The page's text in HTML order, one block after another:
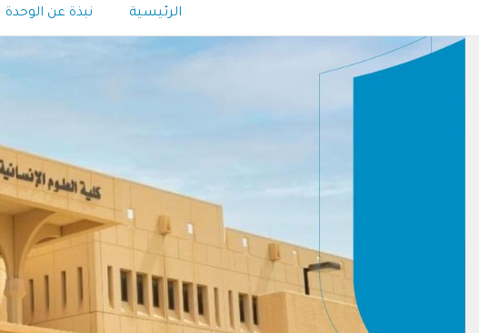
الرئيسية نبذة عن الوحدة